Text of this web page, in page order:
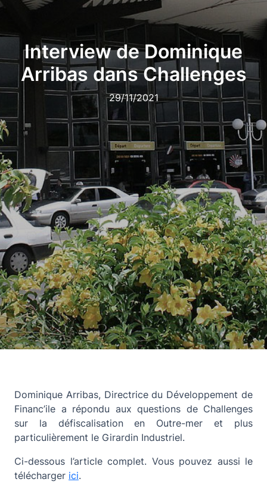
Interview de Dominique
Arribas dans Challenges
29/11/2021
Dominique Arribas, Directrice du Développement de
Financ’ile a répondu aux questions de Challenges
sur la défiscalisation en Outre-mer et plus
particulièrement le Girardin Industriel.
Ci-dessous l’article complet. Vous pouvez aussi le
télécharger ici.